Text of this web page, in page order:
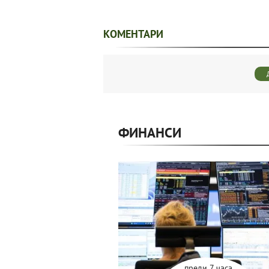
КОМЕНТАРИ
ФИНАНСИ